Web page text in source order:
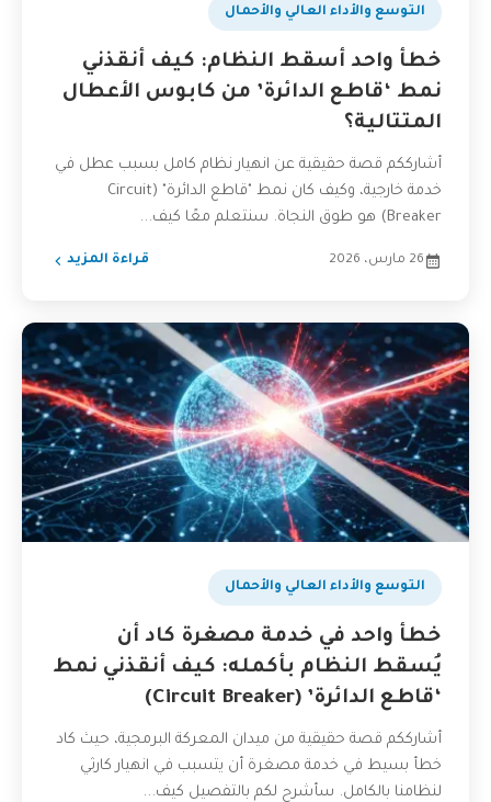
التوسع والأداء العالي والأحمال
خطأ واحد أسقط النظام: كيف أنقذني
نمط ‘قاطع الدائرة’ من كابوس الأعطال
المتتالية؟
أشارككم قصة حقيقية عن انهيار نظام كامل بسبب عطل في
خدمة خارجية، وكيف كان نمط "قاطع الدائرة" (Circuit
Breaker) هو طوق النجاة. سنتعلم معًا كيف...
26 مارس، 2026 قراءة المزيد
التوسع والأداء العالي والأحمال
خطأ واحد في خدمة مصغرة كاد أن
يُسقط النظام بأكمله: كيف أنقذني نمط
‘قاطع الدائرة’ (Circuit Breaker)
أشارككم قصة حقيقية من ميدان المعركة البرمجية، حيث كاد
خطأ بسيط في خدمة مصغرة أن يتسبب في انهيار كارثي
لنظامنا بالكامل. سأشرح لكم بالتفصيل كيف...